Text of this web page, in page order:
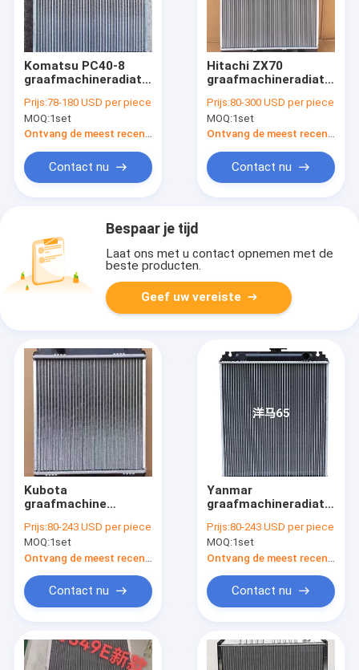
Komatsu PC40-8
graafmachineradiator
Aluminium complete
warmtewisselaar |
OEM-specificatie
Prijs:78-180 USD per piece
MOQ:1set
Ontvang de meest recente Prijs
Contact nu
Hitachi ZX70
graafmachineradiator
volledige montage |
Commerciële
koelcomponent
Prijs:80-300 USD per piece
MOQ:1set
Ontvang de meest recente Prijs
Contact nu
Bespaar je tijd
Laat ons met u contact opnemen met de
beste producten.
Geef uw vereiste
Kubota
graafmachine
Aluminium thermisch
beheersysteem |
OEM-vervanging
Prijs:80-243 USD per piece
MOQ:1set
Contact nu
Yanmar
graafmachineradiator
duurzame koelunit |
Direct passende
commerciële
kwaliteit
Prijs:80-243 USD per piece
MOQ:1set
Contact nu